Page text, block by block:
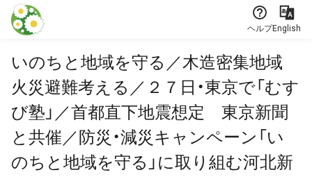
本文に飛ぶ
ヘルプEnglish
いのちと地域を守る／木造密集地域
火災避難考える／２７日・東京で「むす
び塾」／首都直下地震想定 東京新聞
と共催／防災・減災キャンペーン「い
のちと地域を守る」に取り組む河北新